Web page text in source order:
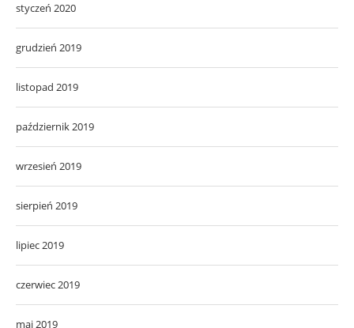
styczeń 2020
grudzień 2019
listopad 2019
październik 2019
wrzesień 2019
sierpień 2019
lipiec 2019
czerwiec 2019
maj 2019